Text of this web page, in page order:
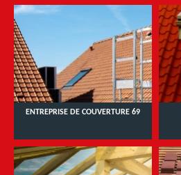
ENTREPRISE DE COUVERTURE 69